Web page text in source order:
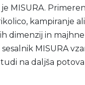
MISURA.
kampiranje
dimenzij in
MISURA
na daljša